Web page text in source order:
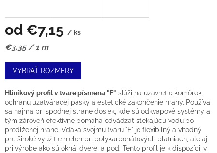
od €7,15 / ks
Jednotková
€3,35 / 1 m
VYBRAŤ ROZMERY
Hliníkový profil v tvare písmena "F" slúži na uzavretie komôrok,
ochranu uzatváracej pásky a estetické zakončenie hrany. Používa
sa najmä pri spodnej strane dosiek, kde sú odkvapové systémy a
tým zároveň efektívne pomáha odvádzať stekajúcu vodu po
predĺženej hrane. Vďaka svojmu tvaru "F" je flexibilný a vhodný
pre široké využitie nielen pri polykarbonátových platniach, ale aj
pri výrobe ako sú okná, dvere, a pod. Tento profil je k dispozícii v